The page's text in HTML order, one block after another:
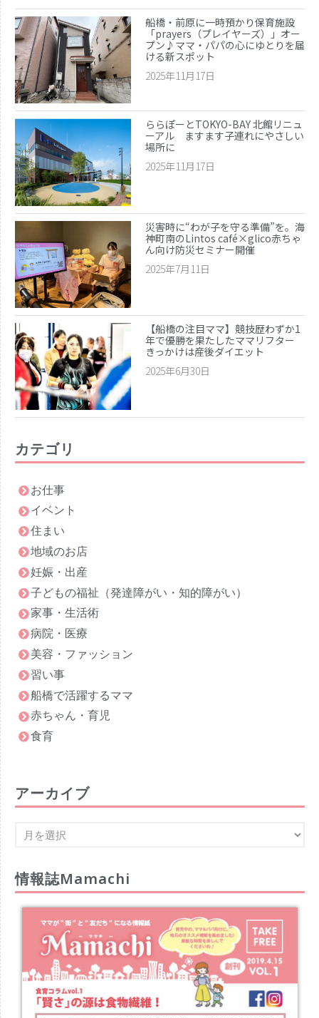
船橋・前原に一時預かり保育施設
「prayers（プレイヤーズ）」オー
プン♪ママ・パパの心にゆとりを届
ける新スポット
2025年11月17日
ららぽーとTOKYO-BAY 北館リニュ
ーアル ますます子連れにやさしい
場所に
2025年11月17日
災害時に“わが子を守る準備”を。海
神町南のLintos café×glico赤ちゃ
ん向け防災セミナー開催
2025年7月11日
【船橋の注目ママ】競技歴わずか1
年で優勝を果たしたママリフター
きっかけは産後ダイエット
2025年6月30日
カテゴリ
お仕事
イベント
住まい
地域のお店
妊娠・出産
子どもの福祉（発達障がい・知的障がい）
家事・生活術
病院・医療
美容・ファッション
習い事
船橋で活躍するママ
赤ちゃん・育児
食育
アーカイブ
情報誌Mamachi